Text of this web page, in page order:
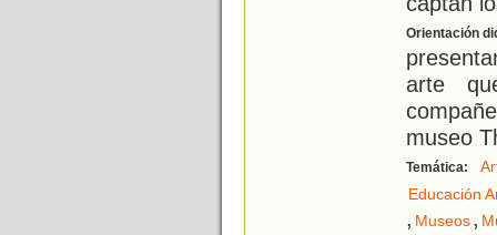
Orientación
arte
museo
Temática:
Educación
, Museos,